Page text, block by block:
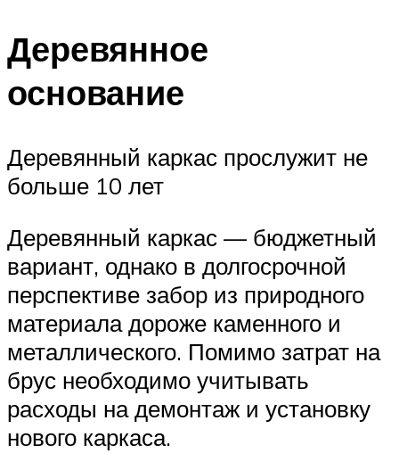
Деревянное
основание
Деревянный каркас прослужит не
больше 10 лет
Деревянный каркас — бюджетный
вариант, однако в долгосрочной
перспективе забор из природного
материала дороже каменного и
металлического. Помимо затрат на
брус необходимо учитывать
расходы на демонтаж и установку
нового каркаса.